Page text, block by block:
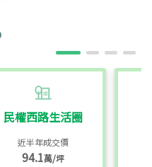
民權西路生活圈
近半年成交價
94.1萬/坪